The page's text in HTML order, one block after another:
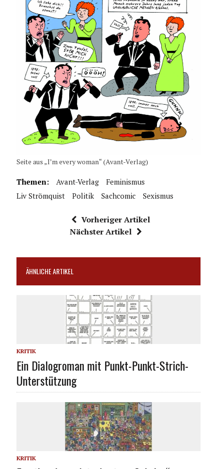
Seite aus „I’m every woman“ (Avant-Verlag)
Themen: Avant-Verlag
Feminismus
Liv Strömquist
Politik Sachcomic Sexismus
Vorheriger Artikel
Nächster Artikel
ÄHNLICHE ARTIKEL
KRITIK
Ein Dialogroman mit Punkt-Punkt-Strich-
Unterstützung
KRITIK